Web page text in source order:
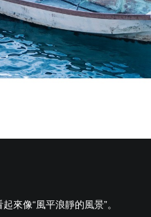
來像“風平浪靜的風景”。